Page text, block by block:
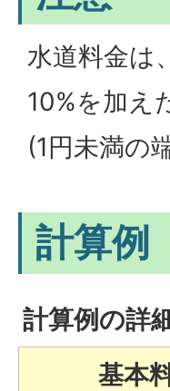
水道料金は
10%を加え
(1円未満の
計算例
計算例の詳
基本